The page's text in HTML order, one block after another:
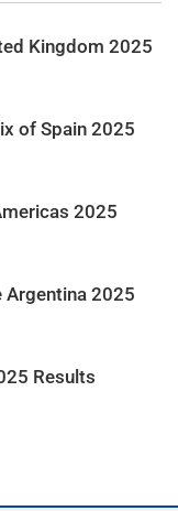
Kingdom 2025
of Spain 2025
2025
Argentina 2025
Results